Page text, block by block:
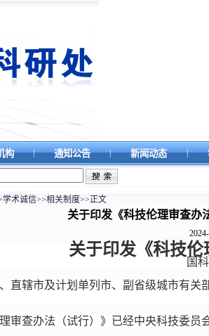
构 | 通知公告 | 新闻动态 |
学术诚信>>相关制度>>正文
关于印发《科技伦理审查办
关于印发《科技
国
直辖市及计划单列市、副省级城市有
理审查办法（试行）》已经中央科技委